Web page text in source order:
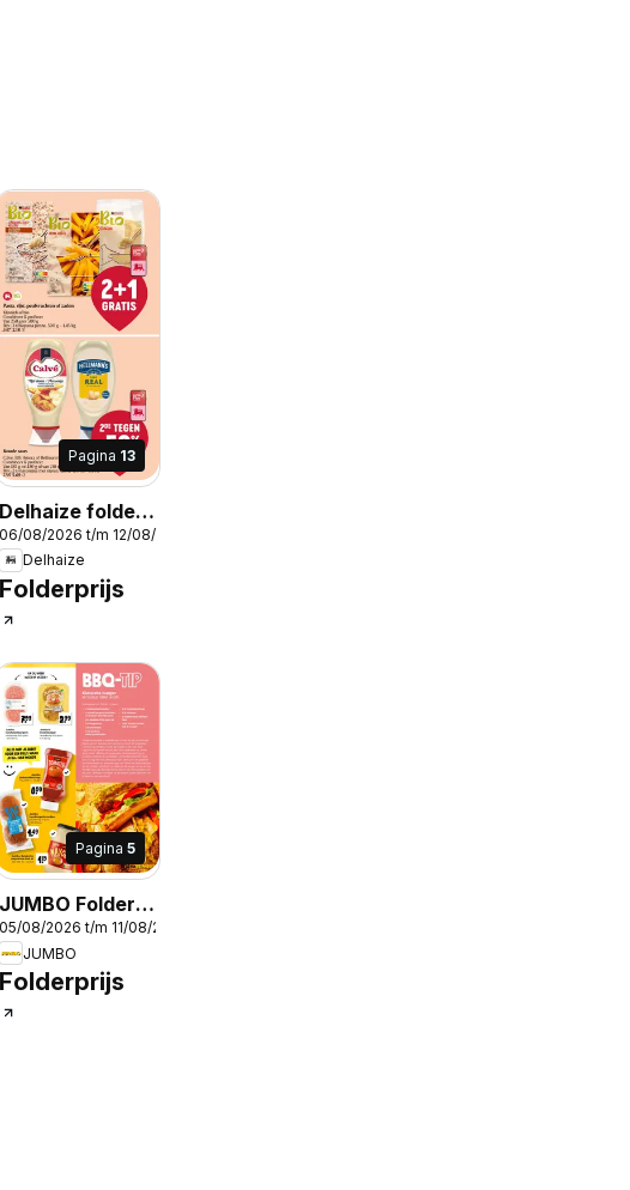
Pagina 13
Delhaize folder
week 32
06/08/2026 t/m 12/08/2026
Delhaize
Folderprijs
Pagina 5
JUMBO Folder /
Publicité
05/08/2026 t/m 11/08/2026
JUMBO
Folderprijs